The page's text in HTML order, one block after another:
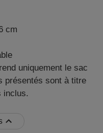
cm
uniquement le sac
présentés sont à titre
inclus.